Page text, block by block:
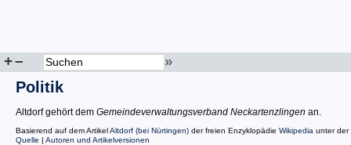
+– »
Politik
Altdorf gehört dem Gemeindeverwaltungsverband Neckartenzlingen an.
Basierend auf dem ArtikelAltdorf (bei Nürtingen) der freien Enzyklopädie Wikipedia unter der
Quelle | Autoren und Artikelversionen